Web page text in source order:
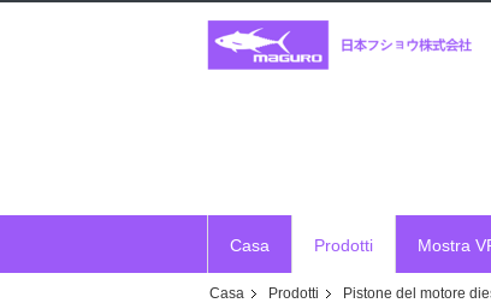
Casa Prodotti Mostra
Casa Prodotti Pistone del motore